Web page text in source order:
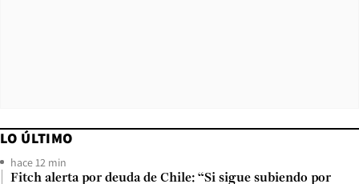
LO ÚLTIMO
hace 12 min
Fitch alerta por deuda de Chile: “Si sigue subiendo por